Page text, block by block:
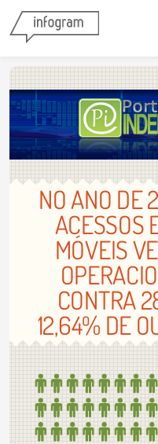
NO ANO DE
ACESSOS
MÓVEIS
CONTRA
12,64% DE